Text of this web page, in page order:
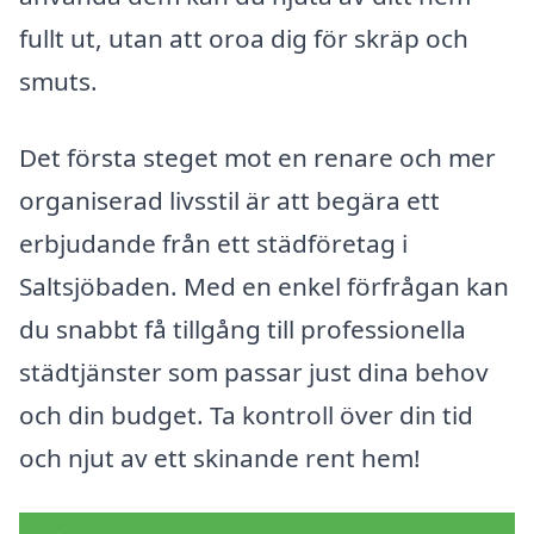
fullt ut, utan att oroa dig för skräp och
smuts.
Det första steget mot en renare och mer
organiserad livsstil är att begära ett
erbjudande från ett städföretag i
Saltsjöbaden. Med en enkel förfrågan kan
du snabbt få tillgång till professionella
städtjänster som passar just dina behov
och din budget. Ta kontroll över din tid
och njut av ett skinande rent hem!